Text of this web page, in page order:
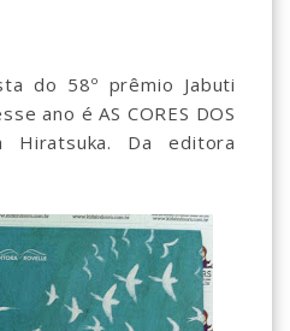
do 58º prêmio Jabuti
ano é AS CORES DOS
Hiratsuka. Da editora